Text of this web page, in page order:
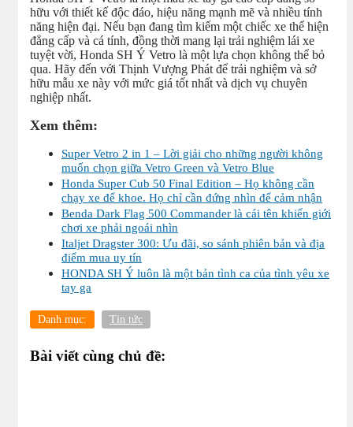
hữu với thiết kế độc đáo, hiệu năng mạnh mẽ và nhiều tính
năng hiện đại. Nếu bạn đang tìm kiếm một chiếc xe thể hiện
đẳng cấp và cá tính, đồng thời mang lại trải nghiệm lái xe
tuyệt vời, Honda SH Ý Vetro là một lựa chọn không thể bỏ
qua. Hãy đến với Thịnh Vượng Phát để trải nghiệm và sở
hữu mẫu xe này với mức giá tốt nhất và dịch vụ chuyên
nghiệp nhất.
Xem thêm:
Super Vetro 2 in 1 – Lời giải cho những người không
muốn chọn giữa Vetro Green và Vetro Blue
Honda Super Cub 50 Final Edition – Họ không cần
chạy xe để khoe. Họ chỉ cần đứng nhìn để cảm nhận
Benda Dark Flag 500 Commander là cái tên khiến giới
chơi xe phải ngoái nhìn
Italjet Dragster 300: Ưu đãi, so sánh phiên bản và địa
điểm mua uy tín
HONDA SH Ý luôn là một bản tình ca của tình yêu xe
tay ga
Danh mục: Tin tức
Bài viết cùng chủ đề: